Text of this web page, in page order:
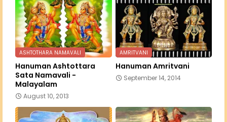
ASHTOTHARA NAMAVALI
Hanuman Ashtottara
Sata Namavali -
Malayalam
August 10, 2013
AMRITVANI
Hanuman Amritvani
September 14, 2014